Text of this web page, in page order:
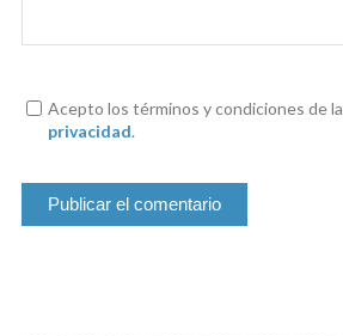
Acepto los términos y condiciones de la
privacidad.